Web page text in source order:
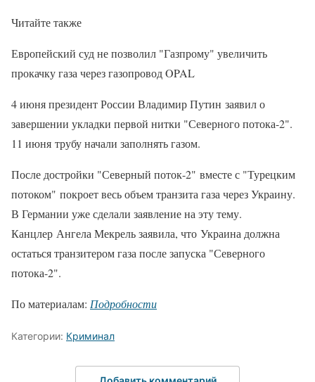
Читайте также
Европейский суд не позволил "Газпрому" увеличить
прокачку газа через газопровод OPAL
4 июня президент России Владимир Путин заявил о
завершении укладки первой нитки "Северного потока-2".
11 июня трубу начали заполнять газом.
После достройки "Северный поток-2" вместе с "Турецким
потоком" покроет весь объем транзита газа через Украину.
В Германии уже сделали заявление на эту тему.
Канцлер Ангела Мекрель заявила, что Украина должна
остаться транзитером газа после запуска "Северного
потока-2".
По материалам: Подробности
Категории: Криминал